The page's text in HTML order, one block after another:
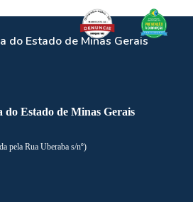
do Estado de Minas Gerais
do Estado de Minas Gerais
pela Rua Uberaba s/nº)